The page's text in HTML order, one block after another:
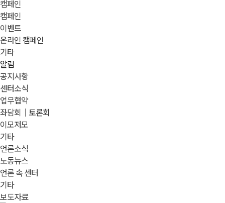
캠페인
캠페인
이벤트
온라인 캠페인
기타
알림
공지사항
센터소식
업무협약
좌담회｜토론회
이모저모
기타
언론소식
노동뉴스
언론 속 센터
기타
보도자료